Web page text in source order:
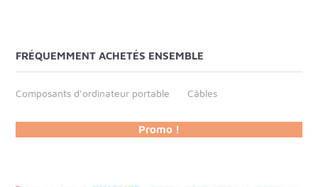
FRÉQUEMMENT ACHETÉS ENSEMBLE
Composants d'ordinateur portable Câbles
Promo !